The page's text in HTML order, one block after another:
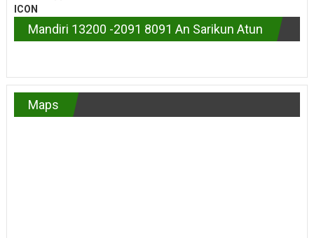
Mandiri 13200 -2091 8091 An Sarikun Atun
Maps